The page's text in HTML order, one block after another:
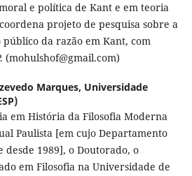
e política de Kant e em teoria
projeto de pesquisa sobre a
da razão em Kant, com
(mohulshof@gmail.com)
Marques, Universidade
em História da Filosofia Moderna
Paulista [em cujo Departamento
desde 1989], o Doutorado, o
em Filosofia na Universidade de